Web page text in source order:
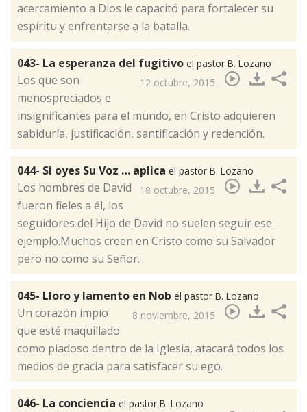
acercamiento a Dios le capacitó para fortalecer su
espíritu y enfrentarse a la batalla.
043- La esperanza del fugitivo el pastor B. Lozano
12 octubre, 2015
​Los que son
menospreciados e
insignificantes para el mundo, en Cristo adquieren
sabiduría, justificación, santificación y redención.
044- Si oyes Su Voz … aplica el pastor B. Lozano
18 octubre, 2015
​Los hombres de David
fueron fieles a él, los
seguidores del Hijo de David no suelen seguir ese
ejemplo.Muchos creen en Cristo como su Salvador
pero no como su Señor.
045- Lloro y lamento en Nob el pastor B. Lozano
8 noviembre, 2015
​Un corazón impío
que esté maquillado
como piadoso dentro de la Iglesia, atacará todos los
medios de gracia para satisfacer su ego.
046- La conciencia el pastor B. Lozano